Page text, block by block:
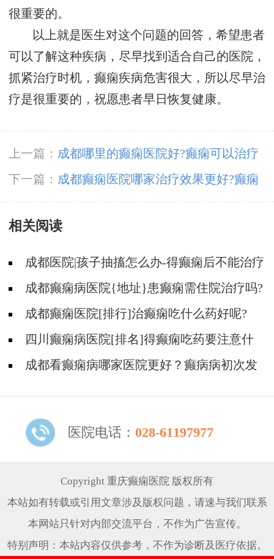
很重要的。
以上就是医生对这个问题的回答，希望患者
可以了解这种疾病，尽早找到适合自己的医院，
抓紧治疗时机，癫痫疾病危害很大，所以尽早治
疗是很重要的，祝愿患者早日恢复健康。
上一篇： ​成都哪里的癫痫医院好?癫痫可以治疗
吗?
下一篇： ​成都癫痫医院哪家治疗效果更好?癫痫
治疗选择什么?
相关阅读
成都医院|孩子抽搐怎么办-得癫痫后不能治疗
吗?成都癫痫病医院{地址}患癫痫需住院治疗吗?
成都癫痫医院[排行]治癫痫吃什么药好呢?
四川癫痫病医院[排名]得癫痫吃药要注意什
么?成都看癫痫病哪家医院更好？癫病病初次发
医院电话： 028-61197977
Copyright 重庆癫痫医院 版权所有
本站如有转载或引用文章涉及版权问题，请速与我们联系
本网站只针对内部交流平台，不作为广告宣传。
特别声明：本站内容仅供参考，不作为诊断及医疗依据。